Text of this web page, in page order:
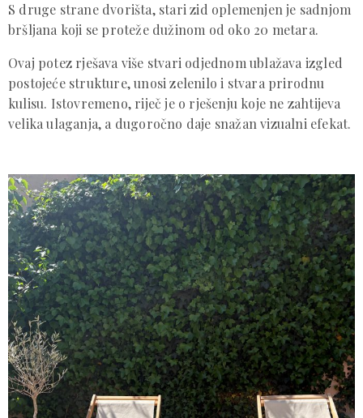
S druge strane dvorišta, stari zid oplemenjen je sadnjom
bršljana koji se proteže dužinom od oko 20 metara.
Ovaj potez rješava više stvari odjednom ublažava izgled
postojeće strukture, unosi zelenilo i stvara prirodnu
kulisu. Istovremeno, riječ je o rješenju koje ne zahtijeva
velika ulaganja, a dugoročno daje snažan vizualni efekat.